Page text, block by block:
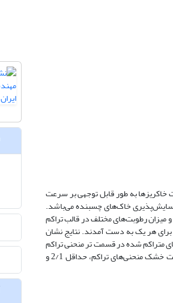
به طور قابل توجهی بر سرعت
خاک‌های چسبنده می‌باشد.
نمونه‌ها در انرژی تراکم‌های متفاوت و میزان رطوبت‌های مختلف در قالب تراکم
هر یک به دست آمدند. نتایج نشان
متراکم شده در قسمت تر منحنی تراکم
نسبت به قسمت خشک آن، دارای مقاومت بیشتری در برابر فرسایش می‌باشند، که تنش برشی بحرانی مربوط به قسمت تر نسبت به قسمت خشک منحنی‌های تراکم، حداقل 2/1 و